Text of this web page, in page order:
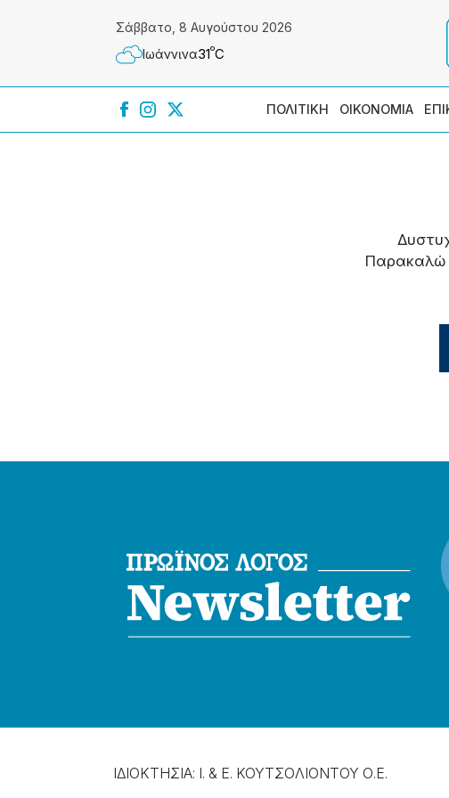
Σάββατο, 8 Αυγούστου 2026
Ιωάννɩνα31ºC
ΠΟΛΙΤΙΚΗ ΟΙΚΟΝΟΜΙΑ
Παρακαλώ
ΙΔΙΟΚΤΗΣΙΑ: Ι. & Ε. ΚΟΥΤΣΟΛΙΟΝΤΟΥ Ο.Ε.